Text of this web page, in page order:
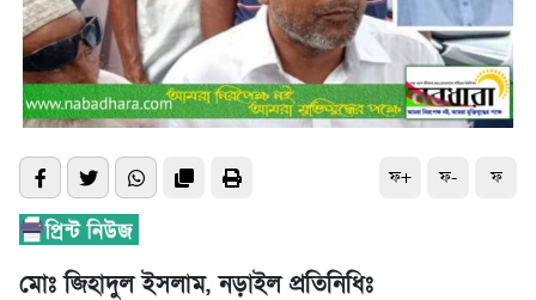
ফ+ ফ- ফ
মোঃ জিহাদুল ইসলাম, নড়াইল প্রতিনিধিঃ